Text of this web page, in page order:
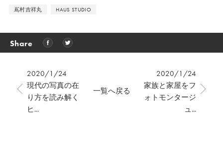
嶌村吉祥丸 HAUS STUDIO
Share
2020/1/24
現代の写真の在
り方を読み解く
ヒ...
2020/1/24
家族と家屋をフ
ォトモンタージ
ュ...
一覧へ戻る